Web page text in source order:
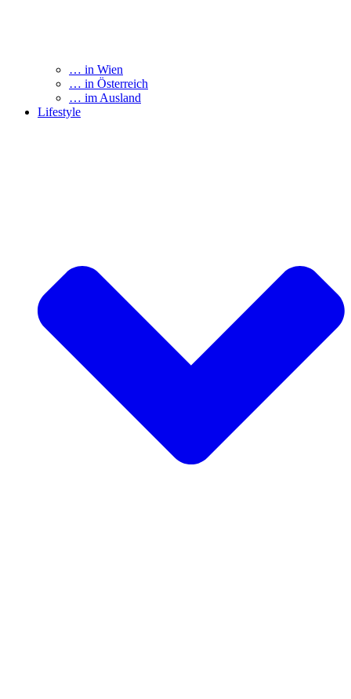
… in Wien
… in Österreich
… im Ausland
Lifestyle